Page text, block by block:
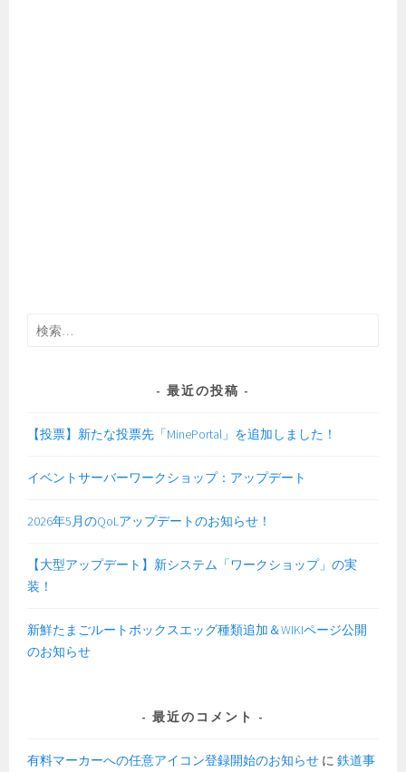
検
最近の投稿
【投票】新たな投票先「MinePortal」を追加しました！
イベントサーバーワークショップ：アップデート
2026年5月のQoLアップデートのお知らせ！
【大型アップデート】新システム「ワークショップ」の実
装！
新鮮たまごルートボックスエッグ種類追加＆WIKIページ公開
のお知らせ
最近のコメント
有料マーカーへの任意アイコン登録開始のお知らせ に鉄道事